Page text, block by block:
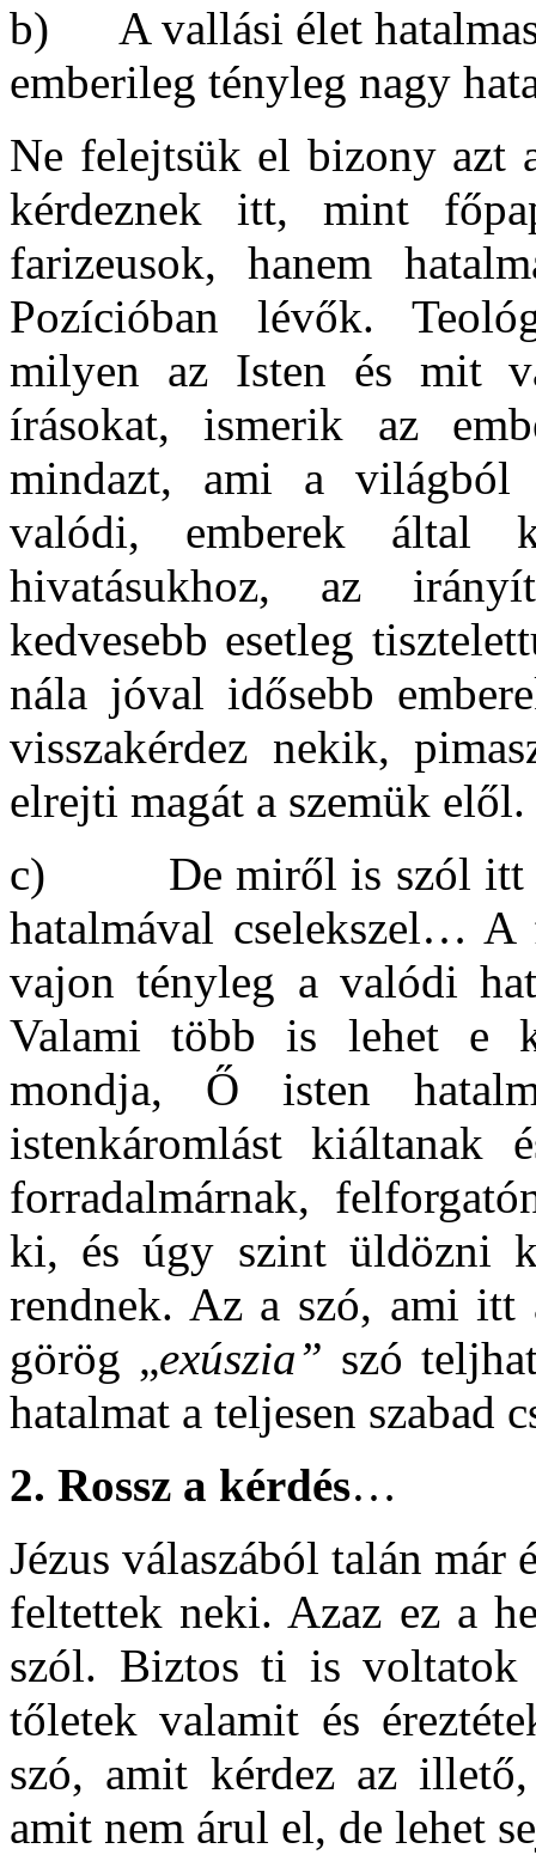
b) A vallási élet
emberileg tényleg nagy
Ne felejtsük el bizony azt
kérdeznek itt, mint
farizeusok, hanem
Pozícióban lévők.
milyen az Isten és mit
írásokat, ismerik az
mindazt, ami a világból
valódi, emberek által
hivatásukhoz, az
kedvesebb esetleg
nála jóval idősebb
visszakérdez nekik,
elrejti magát a szemük elől.
c) De miről is szól itt a
hatalmával cselekszel…
vajon tényleg a valódi
Valami több is lehet e
mondja, Ő isten
istenkáromlást kiáltanak
forradalmárnak,
ki, és úgy szint üldözni
rendnek. Az a szó, ami itt
görög „exúszia” szó
hatalmat a teljesen szabad
2. Rossz a kérdés…
Jézus válaszából talán már
feltettek neki. Azaz ez a
szól. Biztos ti is voltatok
tőletek valamit és
szó, amit kérdez az
amit nem árul el, de lehet